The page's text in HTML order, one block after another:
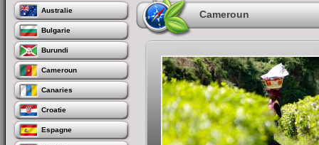
Australie
Bulgarie
Burundi
Cameroun
Canaries
Croatie
Espagne
Cameroun